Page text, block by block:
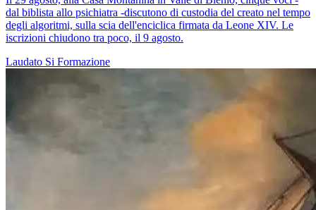
dal biblista allo psichiatra -discutono di custodia del creato nel tempo
degli algoritmi, sulla scia dell'enciclica firmata da Leone XIV. Le
iscrizioni chiudono tra poco, il 9 agosto.
Laudato Si Formazione